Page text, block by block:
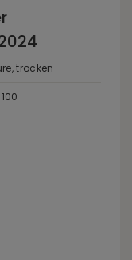
trocken